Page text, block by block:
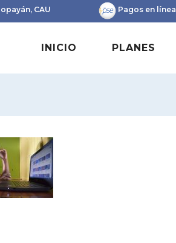
CAU Pagos en línea
INICIO PLANES